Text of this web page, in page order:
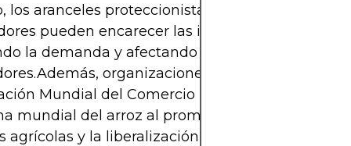
los aranceles proteccionistas impuestos por los
pueden encarecer las importaciones de
la demanda y afectando los ingresos de los
organizaciones multilaterales
Mundial del Comercio (OMC) influyen en el
mundial del arroz al promover la reducción de
agrícolas y la liberalización del mercado. Sin